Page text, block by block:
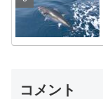
コメント